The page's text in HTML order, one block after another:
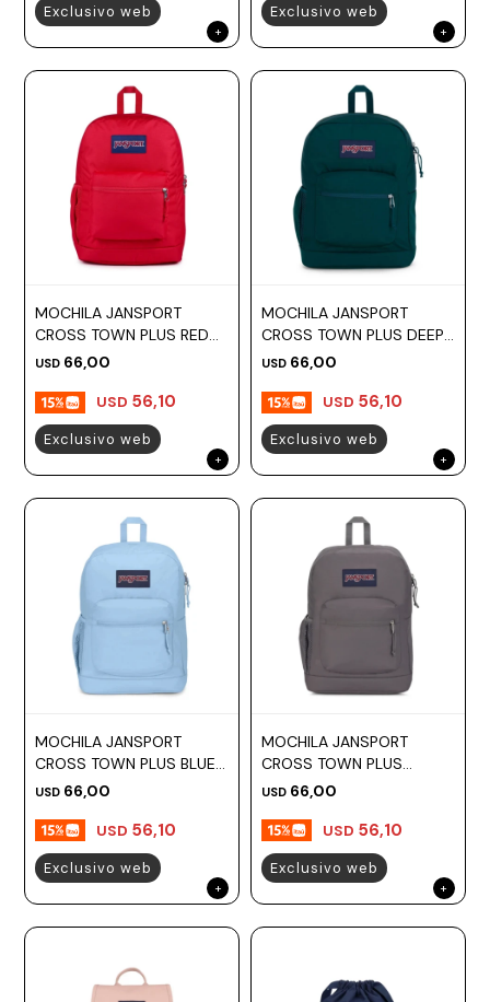
Exclusivo web Exclusivo web
MOCHILA JANSPORT
CROSS TOWN PLUS RED
TAPE
USD 66,00
USD 56,10
Exclusivo web
MOCHILA JANSPORT
CROSS TOWN PLUS DEEP
JUNIPER
USD 66,00
USD 56,10
Exclusivo web
MOCHILA JANSPORT
CROSS TOWN PLUS BLUE
DUSK
USD 66,00
USD 56,10
Exclusivo web
MOCHILA JANSPORT
CROSS TOWN PLUS
GRAPHITE GREY
USD 66,00
USD 56,10
Exclusivo web